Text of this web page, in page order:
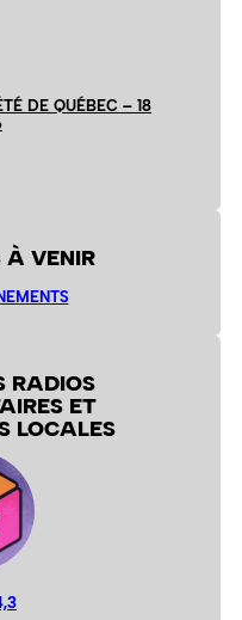
DE QUÉBEC – 18
À VENIR
RADIOS
ET
LOCALES